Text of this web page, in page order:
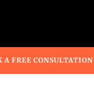
A FREE CONSULTATION